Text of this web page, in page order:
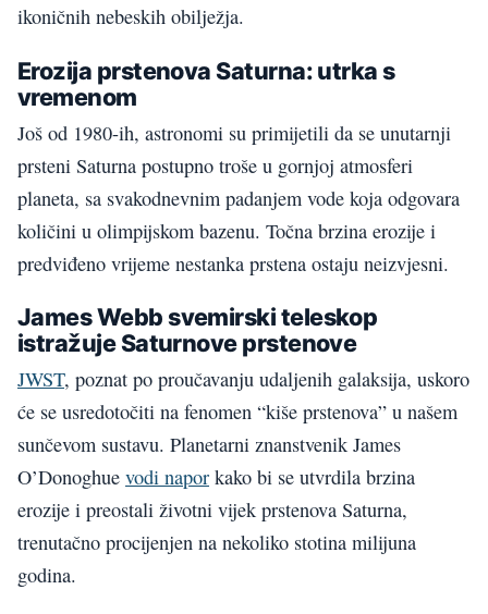
ikoničnih nebeskih obilježja.
Erozija prstenova Saturna: utrka s
vremenom
Još od 1980-ih, astronomi su primijetili da se unutarnji
prsteni Saturna postupno troše u gornjoj atmosferi
planeta, sa svakodnevnim padanjem vode koja odgovara
količini u olimpijskom bazenu. Točna brzina erozije i
predviđeno vrijeme nestanka prstena ostaju neizvjesni.
James Webb svemirski teleskop
istražuje Saturnove prstenove
JWST, poznat po proučavanju udaljenih galaksija, uskoro
će se usredotočiti na fenomen “kiše prstenova” u našem
sunčevom sustavu. Planetarni znanstvenik James
O’Donoghue vodi napor kako bi se utvrdila brzina
erozije i preostali životni vijek prstenova Saturna,
trenutačno procijenjen na nekoliko stotina milijuna
godina.